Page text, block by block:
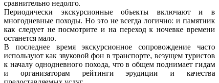
сравнительно недолго.
Периодически экскурсионные объекты включают и в
многодневные походы. Но это не всегда логично: и памятник
как следует не посмотрите и на переход к ночевке времени
останется мало.
В последнее время экскурсионное сопровождение часто
используют как звуковой фон в транспорте, везущем туристов
к началу однодневного похода, что в общем поднимает гидам
и организаторам рейтинги эрудиции и качества